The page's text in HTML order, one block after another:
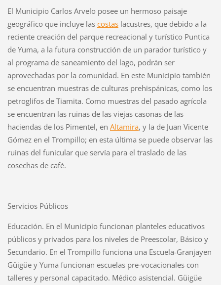
El Municipio Carlos Arvelo posee un hermoso paisaje
geográfico que incluye las costaslacustres, que debido a la
reciente creación del parque recreacional y turístico Puntica
de Yuma, a la futura construcción de un parador turístico y
al programa de saneamiento del lago, podrán ser
aprovechadas por la comunidad. En este Municipio también
se encuentran muestras de culturas prehispánicas, como los
petroglifos de Tiamita. Como muestras del pasado agrícola
se encuentran las ruinas de las viejas casonas de las
haciendas de los Pimentel, en Altamira, y la de Juan Vicente
Gómez en el Trompillo; en esta última se puede observar las
ruinas del funicular que servía para el traslado de las
cosechas de café.
Servicios Públicos
Educación. En el Municipio funcionan planteles educativos
públicos y privados para los niveles de Preescolar, Básico y
Secundario. En el Trompillo funciona una Escuela-Granjayen
Güigüe y Yuma funcionan escuelas pre-vocacionales con
talleres y personal capacitado. Médico asistencial. Güigüe